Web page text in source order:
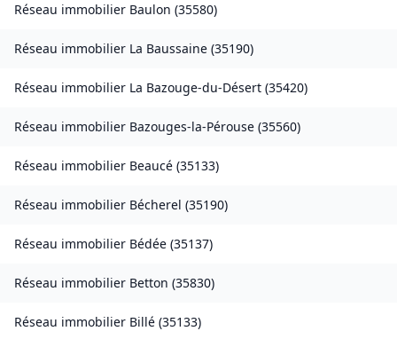
Réseau immobilier Baulon (35580)
Réseau immobilier La Baussaine (35190)
Réseau immobilier La Bazouge-du-Désert (35420)
Réseau immobilier Bazouges-la-Pérouse (35560)
Réseau immobilier Beaucé (35133)
Réseau immobilier Bécherel (35190)
Réseau immobilier Bédée (35137)
Réseau immobilier Betton (35830)
Réseau immobilier Billé (35133)